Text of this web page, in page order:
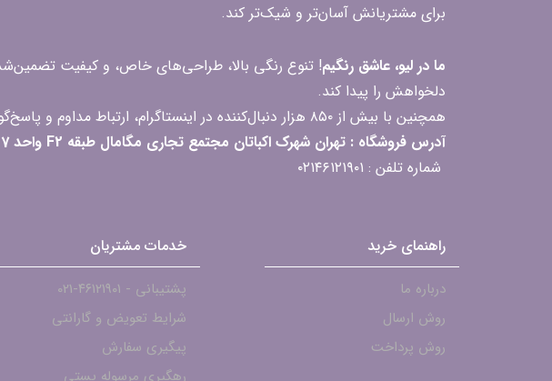
برای مشتریانش آسان‌تر و شیک‌تر کند.
ما در لیو، عاشق رنگیم! تنوع رنگی بالا، طراحی‌های خاص، و کیفیت
دلخواهش را پیدا کند.
همچنین با بیش از ۸۵۰ هزار دنبال‌کننده در اینستاگرام، ارتباط مداوم و پاسخ‌گویی به سؤالات و بازخوردهای شما را یکی از افتخارات‌مان می‌دانیم
آدرس فروشگاه : تهران شهرک اکباتان مجتمع تجاری مگامال طبقه F2 واحد 237-239 ( فروشگاه لیو هپی)
شماره تلفن : ۰۲۱۴۶۱۲۱۹۰۱
راهنمای خرید
درباره ما
روش ارسال
روش پرداخت
خدمات مشتریان
پشتیبانی - ۴۶۱۲۱۹۰۱-021
شرایط تعویض و گارانتی
پیگیری سفارش
رهگیری مرسوله پستی